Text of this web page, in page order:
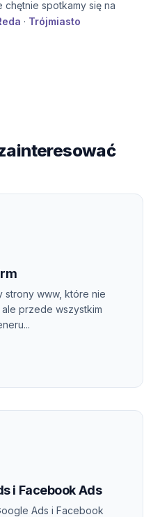
chętnie spotkamy się na
· Trójmiasto
strony www, które nie
przede wszystkim
i Facebook Ads
Ads i Facebook